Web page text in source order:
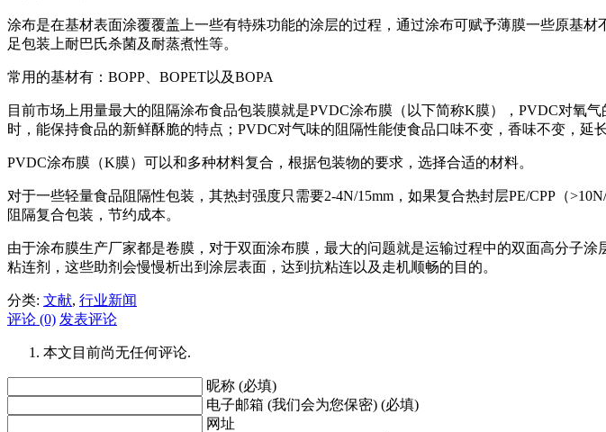
涂布是在基材表面涂覆覆盖上一些有特殊功能的涂层的过程，通过涂布可赋予薄膜一些原基
足包装上耐巴氏杀菌及耐蒸煮性等。
常用的基材有：BOPP、BOPET以及BOPA
目前市场上用量最大的阻隔涂布食品包装膜就是PVDC涂布膜（以下简称K膜），PVDC对氧
时，能保持食品的新鲜酥脆的特点；PVDC对气味的阻隔性能使食品口味不变，香味不变，延
PVDC涂布膜（K膜）可以和多种材料复合，根据包装物的要求，选择合适的材料。
对于一些轻量食品阻隔性包装，其热封强度只需要2-4N/15mm，如果复合热封层PE/CPP（
阻隔复合包装，节约成本。
由于涂布膜生产厂家都是卷膜，对于双面涂布膜，最大的问题就是运输过程中的双面高分子
粘连剂，这些助剂会慢慢析出到涂层表面，达到抗粘连以及走机顺畅的目的。
分类: 文献, 行业新闻
评论 (0) 发表评论
本文目前尚无任何评论.
昵称 (必填)
电子邮箱 (我们会为您保密) (必填)
网址